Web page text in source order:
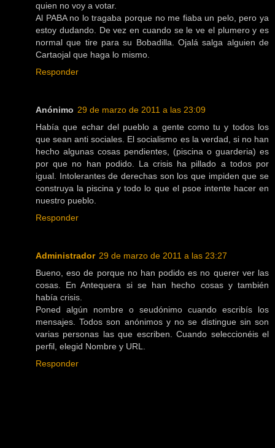
quien no voy a votar.
Al PABA no lo tragaba porque no me fiaba un pelo, pero ya
estoy dudando. De vez en cuando se le ve el plumero y es
normal que tire para su Bobadilla. Ojalá salga alguien de
Cartaojal que haga lo mismo.
Responder
Anónimo 29 de marzo de 2011 a las 23:09
Había que echar del pueblo a gente como tu y todos los
que sean anti sociales. El socialismo es la verdad, si no han
hecho algunas cosas pendientes, (piscina o guarderia) es
por que no han podido. La crisis ha pillado a todos por
igual. Intolerantes de derechas son los que impiden que se
construya la piscina y todo lo que el psoe intente hacer en
nuestro pueblo.
Responder
Administrador 29 de marzo de 2011 a las 23:27
Bueno, eso de porque no han podido es no querer ver las
cosas. En Antequera si se han hecho cosas y también
había crisis.
Poned algún nombre o seudónimo cuando escribís los
mensajes. Todos son anónimos y no se distingue sin son
varias personas las que escriben. Cuando seleccionéis el
perfil, elegid Nombre y URL.
Responder